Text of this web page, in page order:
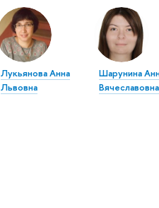
Лукьянова Анна
Львовна
Шарунина
Вячеславовна